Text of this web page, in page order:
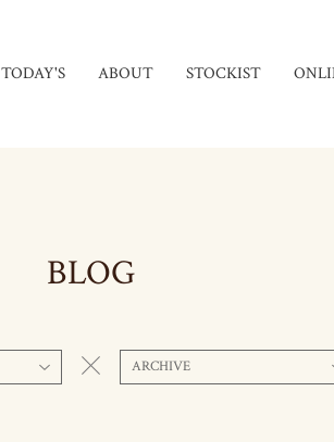
TODAY'S ABOUT STOCKIST
BLOG
ARCHIVE